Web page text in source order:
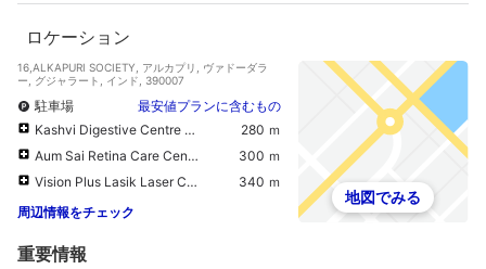
ロケーション
16,ALKAPURI SOCIETY, アルカプリ, ヴァドーダラ
ー, グジャラート, インド, 390007
駐車場
最安値プランに含むもの
Kashvi Digestive Centre - Vadodara
280 ｍ
Aum Sai Retina Care Centre
300 ｍ
Vision Plus Lasik Laser Center
340 ｍ
周辺情報をチェック
地図でみる
重要情報